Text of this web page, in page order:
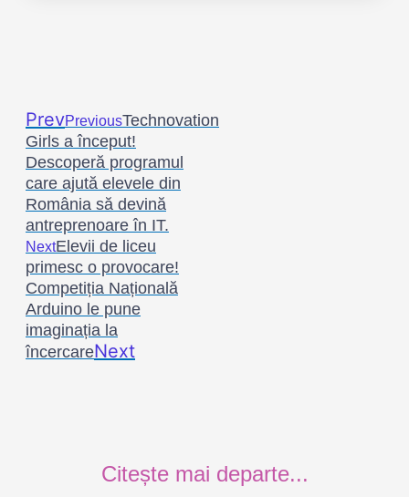
PrevPreviousTechnovation
Girls a început!
Descoperă programul
care ajută elevele din
România să devină
antreprenoare în IT.
NextElevii de liceu
primesc o provocare!
Competiția Națională
Arduino le pune
imaginația la
încercareNext
Citește mai departe...